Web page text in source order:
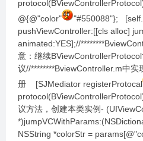
@{@"color"
"#550088"};
pushViewController:[[cls alloc]
animated:YES];//
意：继续
议//********BviewController.m中
册 [SJMediator registerProtocal
议方法，创建本类实例-
NSString *colorStr =